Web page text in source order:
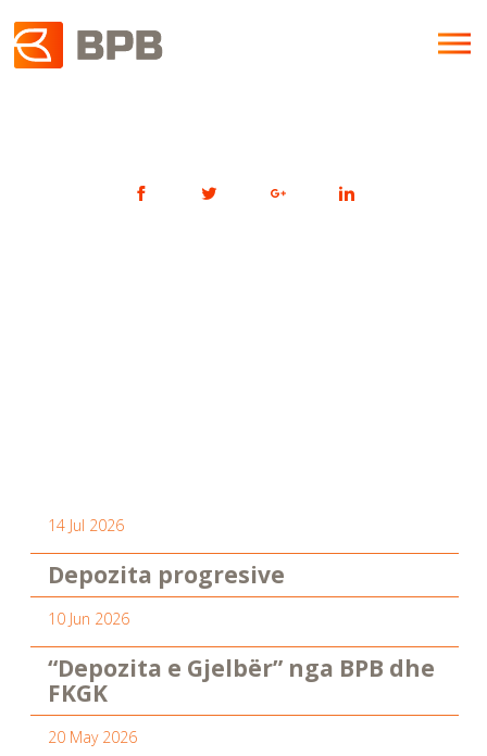
14 Jul 2026
Depozita progresive
10 Jun 2026
“Depozita e Gjelbër” nga BPB dhe
FKGK
20 May 2026